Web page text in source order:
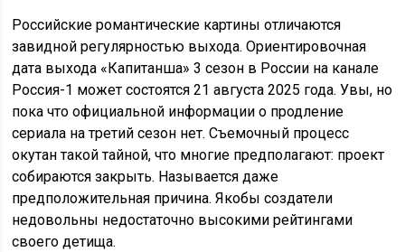
Российские романтические картины отличаются
завидной регулярностью выхода. Ориентировочная
дата выхода «Капитанша» 3 сезон в России на канале
Россия-1 может состоятся 21 августа 2025 года. Увы, но
пока что официальной информации о продление
сериала на третий сезон нет. Съемочный процесс
окутан такой тайной, что многие предполагают: проект
собираются закрыть. Называется даже
предположительная причина. Якобы создатели
недовольны недостаточно высокими рейтингами
своего детища.